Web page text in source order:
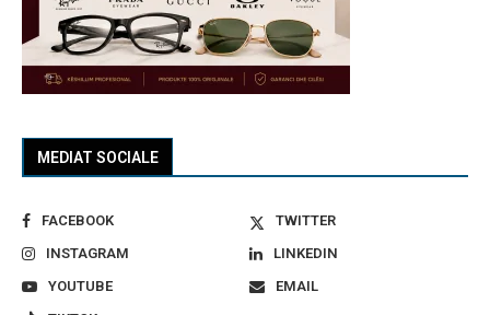
MEDIAT SOCIALE
FACEBOOK
TWITTER
INSTAGRAM
LINKEDIN
YOUTUBE
EMAIL